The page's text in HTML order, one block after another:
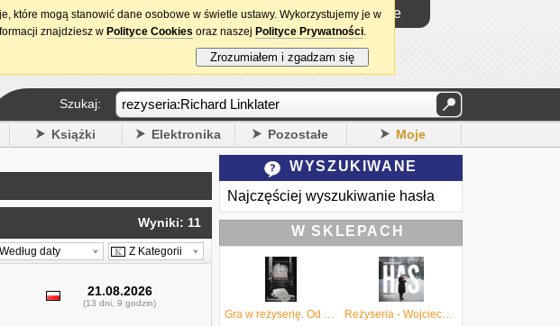
15. urodziny DataPremiery.pl Logowanie
Szukaj:
Książki Elektronika Pozostałe Moje
Wyniki: 11
Według daty Z Kategorii
21.08.2026
(13 dni, 9 godzin)
WYSZUKIWANE
Najczęściej wyszukiwanie hasła
W SKLEPACH
Gra w reżyserię. Od kształcenia do tworzenia Instytut Teatralny
Reżyseria - Wojciech Jerzy Has. Nagrania z archiwum WFF Wrocław (1959-68) (CD)
które mogą stanowić dane osobowe w świetle ustawy. Wykorzystujemy je w
znajdziesz w Polityce Cookies oraz naszej Polityce Prywatności.
Zrozumiałem i zgadzam się